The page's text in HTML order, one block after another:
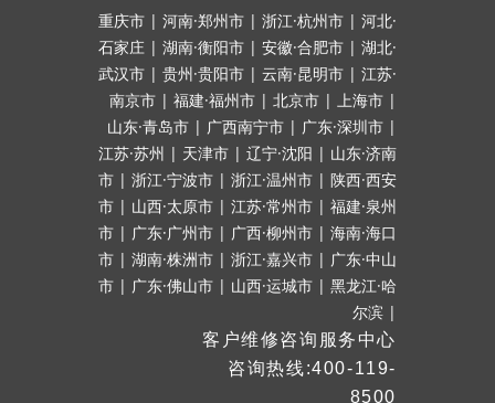
重庆市 | 河南·郑州市 | 浙江·杭州市 | 河北·
石家庄 | 湖南·衡阳市 | 安徽·合肥市 | 湖北·
武汉市 | 贵州·贵阳市 | 云南·昆明市 | 江苏·
南京市 | 福建·福州市 | 北京市 | 上海市 |
山东·青岛市 | 广西南宁市 | 广东·深圳市 |
江苏·苏州 | 天津市 | 辽宁·沈阳 | 山东·济南
市 | 浙江·宁波市 | 浙江·温州市 | 陕西·西安
市 | 山西·太原市 | 江苏·常州市 | 福建·泉州
市 | 广东·广州市 | 广西·柳州市 | 海南·海口
市 | 湖南·株洲市 | 浙江·嘉兴市 | 广东·中山
市 | 广东·佛山市 | 山西·运城市 | 黑龙江·哈
尔滨 |
客户维修咨询服务中心
咨询热线:400-119-
8500